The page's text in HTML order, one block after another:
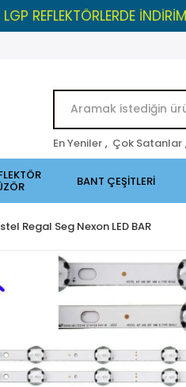
İNDİRİM.
En Yeniler , Çok Satanlar ,
BANT ÇEŞİTLERİ
Regal Seg Nexon LED BAR